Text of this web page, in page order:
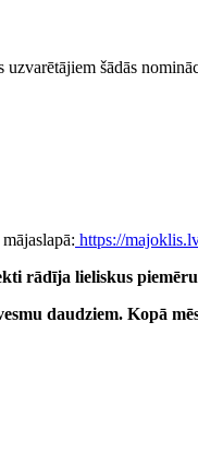
šādās
https://
lieliskus
daudziem. Kopā